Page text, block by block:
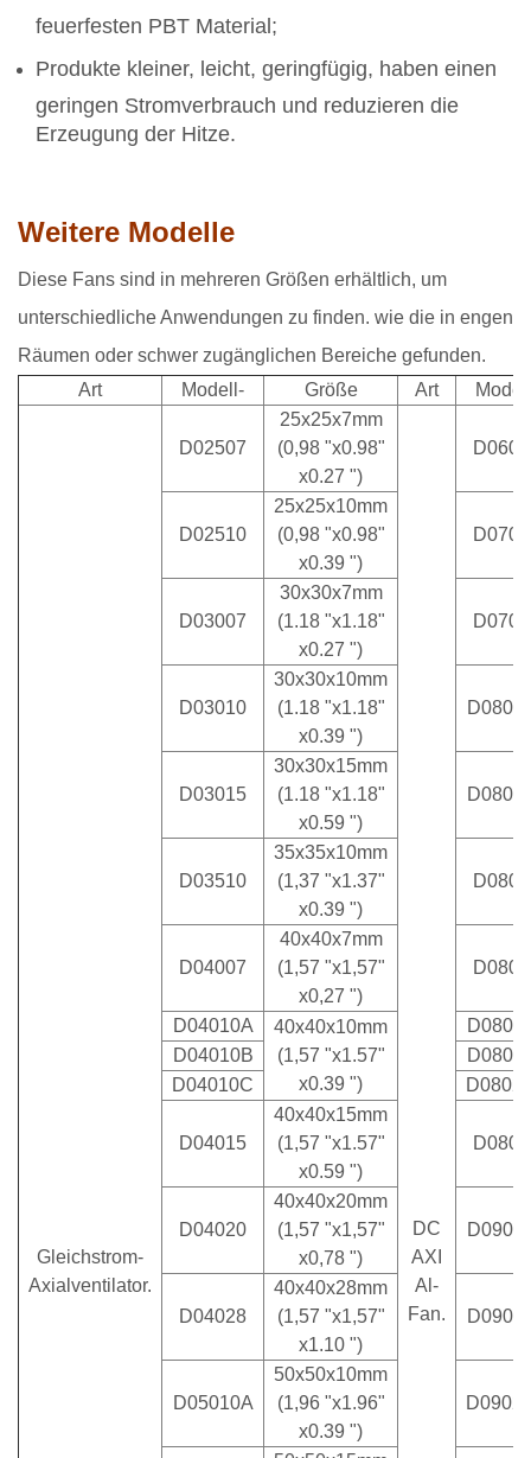
feuerfesten PBT Material;
Produkte kleiner, leicht, geringfügig, haben einen
geringen Stromverbrauch und reduzieren die
Erzeugung der Hitze.
Weitere Modelle
Diese Fans sind in mehreren Größen erhältlich, um
unterschiedliche Anwendungen zu finden. wie die in engen
Räumen oder schwer zugänglichen Bereiche gefunden.
Art
Modell- Größe Art
Gleichstrom-
Axialventilator.
D02507
25x25x7mm
(0,98 "x0.98"
x0.27 ")
DC
AXI
Al-
Fan.
D02510
25x25x10mm
(0,98 "x0.98"
x0.39 ")
D03007
30x30x7mm
(1.18 "x1.18"
x0.27 ")
D03010
30x30x10mm
(1.18 "x1.18"
x0.39 ")
D03015
30x30x15mm
(1.18 "x1.18"
x0.59 ")
D03510
35x35x10mm
(1,37 "x1.37"
x0.39 ")
D04007
40x40x7mm
(1,57 "x1,57"
x0,27 ")
D04010A
40x40x10mm
(1,57 "x1.57"
x0.39 ")
D04010B
D04010C
D04015
40x40x15mm
(1,57 "x1.57"
x0.59 ")
D04020
40x40x20mm
(1,57 "x1,57"
x0,78 ")
D04028
40x40x28mm
(1,57 "x1,57"
x1.10 ")
D05010A
50x50x10mm
(1,96 "x1.96"
x0.39 ")